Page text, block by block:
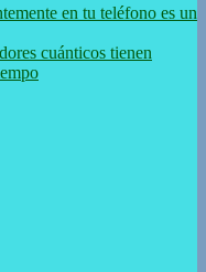
en tu teléfono es un
cuánticos tienen